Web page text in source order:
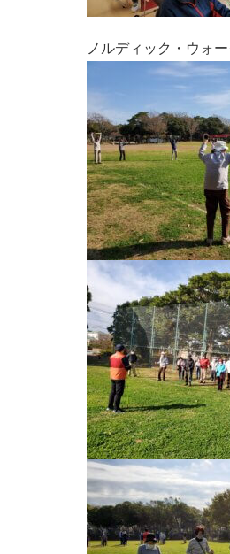
ノルディック・ウォ